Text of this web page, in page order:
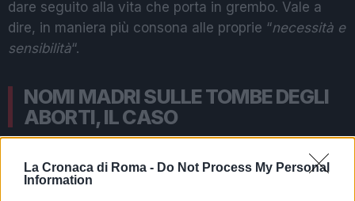
La Cronaca di Roma - Do Not Process My Personal
Information
dare seguito alla vita che porta in grembo. Vale a
dire, in maniera più consona alle proprie “necessità e
sensibilità“.
NOMI MADRI SULLE TOMBE DEGLI
ABORTI, IL CASO
all’interno del Cimitero Flaminio, di alcune tombe che